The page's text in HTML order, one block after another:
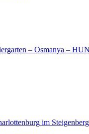
– Osmanya –
im